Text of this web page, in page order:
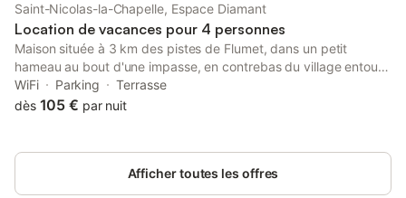
Saint-Nicolas-la-Chapelle, Espace Diamant
Location de vacances pour 4 personnes
Maison située à 3 km des pistes de Flumet, dans un petit
hameau au bout d'une impasse, en contrebas du village entouré
de prairies et de forêts. Studio en duplex, au cachet
montagnard, avec un agencement optimisé. Bel espace
l'année) à 7 km. Studio dans la maison des propriétaires, réparti
sur 2 niveaux avec un accès par un escalier extérieur depuis le
parking, comprenant au rez-de-chaussée : un séjour-cuisine
WiFi Parking
Terrasse
dès 105 € par nuit
Afficher toutes les offres